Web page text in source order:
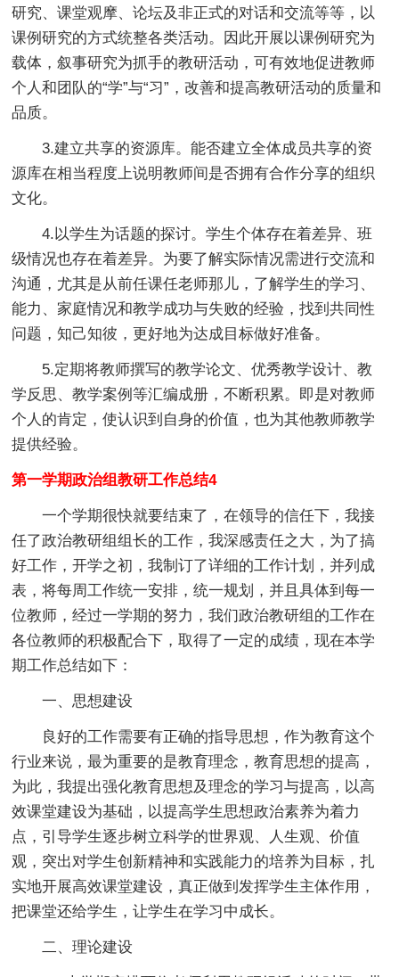
研究、课堂观摩、论坛及非正式的对话和交流等等，以
课例研究的方式统整各类活动。因此开展以课例研究为
载体，叙事研究为抓手的教研活动，可有效地促进教师
个人和团队的“学”与“习”，改善和提高教研活动的质量和
品质。
3.建立共享的资源库。能否建立全体成员共享的资
源库在相当程度上说明教师间是否拥有合作分享的组织
文化。
4.以学生为话题的探讨。学生个体存在着差异、班
级情况也存在着差异。为要了解实际情况需进行交流和
沟通，尤其是从前任课任老师那儿，了解学生的学习、
能力、家庭情况和教学成功与失败的经验，找到共同性
问题，知己知彼，更好地为达成目标做好准备。
5.定期将教师撰写的教学论文、优秀教学设计、教
学反思、教学案例等汇编成册，不断积累。即是对教师
个人的肯定，使认识到自身的价值，也为其他教师教学
提供经验。
第一学期政治组教研工作总结4
一个学期很快就要结束了，在领导的信任下，我接
任了政治教研组组长的工作，我深感责任之大，为了搞
好工作，开学之初，我制订了详细的工作计划，并列成
表，将每周工作统一安排，统一规划，并且具体到每一
位教师，经过一学期的努力，我们政治教研组的工作在
各位教师的积极配合下，取得了一定的成绩，现在本学
期工作总结如下：
一、思想建设
良好的工作需要有正确的指导思想，作为教育这个
行业来说，最为重要的是教育理念，教育思想的提高，
为此，我提出强化教育思想及理念的学习与提高，以高
效课堂建设为基础，以提高学生思想政治素养为着力
点，引导学生逐步树立科学的世界观、人生观、价值
观，突出对学生创新精神和实践能力的培养为目标，扎
实地开展高效课堂建设，真正做到发挥学生主体作用，
把课堂还给学生，让学生在学习中成长。
二、理论建设